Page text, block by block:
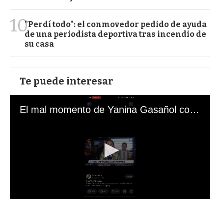
10"Perdí todo": el conmovedor pedido de ayuda
de una periodista deportiva tras incendio de
su casa
Te puede interesar
El mal momento de Yanina Gasañol con un hincha argentino en "Subrayado"